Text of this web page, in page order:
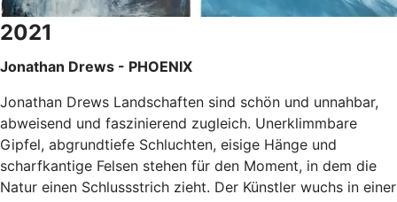
2021
Jonathan Drews - PHOENIX
Jonathan Drews Landschaften sind schön und unnahbar,
abweisend und faszinierend zugleich. Unerklimmbare
Gipfel, abgrundtiefe Schluchten, eisige Hänge und
scharfkantige Felsen stehen für den Moment, in dem die
Natur einen Schlussstrich zieht. Der Künstler wuchs in einer